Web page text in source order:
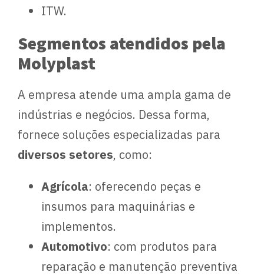
ITW.
Segmentos atendidos pela
Molyplast
A empresa atende uma ampla gama de
indústrias e negócios. Dessa forma,
fornece soluções especializadas para
diversos setores, como:
Agrícola: oferecendo peças e
insumos para maquinárias e
implementos.
Automotivo: com produtos para
reparação e manutenção preventiva